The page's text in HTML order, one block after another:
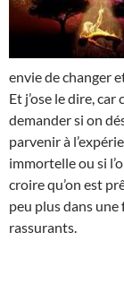
envie de changer
Et j’ose le dire, car
demander si on
parvenir à
immortelle ou si
croire qu’on est
peu plus dans
rassurants.